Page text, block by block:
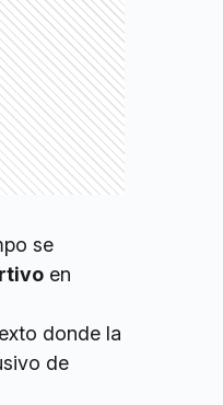
se
en
donde la
de